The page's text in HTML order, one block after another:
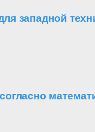
западной